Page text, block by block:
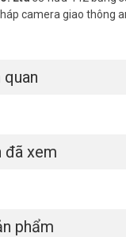
S-PV-PRO
giả không?
DH-IPC-
trực tiếp qua app
Vuhoangtelecom
camera giao thông
quan
đã xem
phẩm